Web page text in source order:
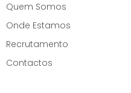
Quem Somos
Onde Estamos
Recrutamento
Contactos